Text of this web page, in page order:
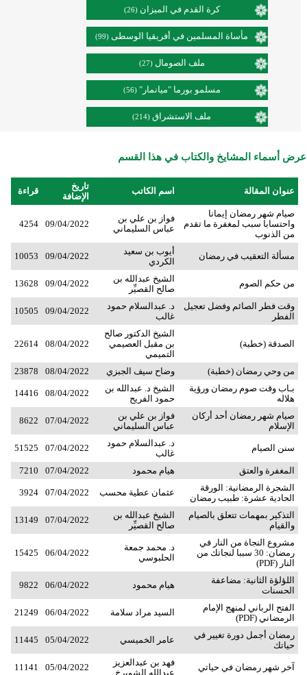
كرة القدم في الميزان (26)
مأساة المسلمين في أفريقيا الوسطى (99)
ملف الصومال (27)
مسلمو بورما "ميانمار" (56)
ملف الاستشراق (214)
عرض أسماء المشايخ والكتاب في هذا القسم
عنوان المقالة اسم الكاتب
تاريخ
الإضافة
قراءة
صيام شهر رمضان إيمانا
واحتسابا سبب لمغفرة ما تقدم
من الذنوب
فواز بن علي بن
عباس السليماني
09/04/2022
4254
مسألة التعقيب في رمضان
أيوب بن سعيد
الكردي
09/04/2022
10053
من حكم الصوم
الشيخ عبدالله بن
صالح القصيِّر
09/04/2022
13628
وقت فطر الصائم وفضل تعجيل
الفطر
د. عبدالسلام حمود
غالب
09/04/2022
10505
الصدقة (خطبة)
الشيخ الدكتور صالح
بن مقبل العصيمي
التميمي
08/04/2022
22614
من وحي رمضان (خطبة) وضاح سيف الجبزي 08/04/2022
23878
بـاب وقت صوم رمضان ورؤية
هلاله
الشيخ د. عبدالله بن
حمود الفريح
08/04/2022
14416
صيام شهر رمضان أحد أركان
الإسلام
فواز بن علي بن
عباس السليماني
07/04/2022
8622
سنن الصيام
د. عبدالسلام حمود
غالب
07/04/2022
51525
المغفرة والعتق هيام محمود 07/04/2022
7210
الشجرة الرمضانية: الورقة
الحادية عشرة: طبيب رمضان
عثمان عطية محسب 07/04/2022
3924
التذكير بمهمات تتعلق بالصيام
والقيام
الشيخ عبدالله بن
صالح القصيِّر
07/04/2022
13149
مشروع النجاة من النار في
رمضان: 30 سببا لنجاتك من
النار (PDF)
د. محمد جمعة
الحلبوسي
06/04/2022
15425
اللؤلؤة الثانية: مضاعفة
الحسنات
هيام محمود 06/04/2022
9822
الفتح الرباني لمنهج الإمام
الرمضاني (PDF)
السيد مراد سلامة 06/04/2022
21249
رمضان أجمل دورة تغيير في
حياتك
عامر الخميسي 05/04/2022
11445
آخر شهر رمضان في حياتي
فهد بن عبدالعزيز
عبدالله الشويرخ
05/04/2022
11141